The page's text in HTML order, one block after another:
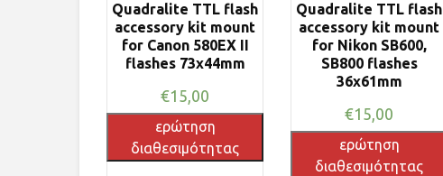
Quadralite TTL flash
accessory kit mount
for Canon 580EX II
flashes 73x44mm
€15,00
ερώτηση
διαθεσιμότητας
Quadralite TTL flash
accessory kit mount
for Nikon SB600,
SB800 flashes
36x61mm
€15,00
ερώτηση
διαθεσιμότητας